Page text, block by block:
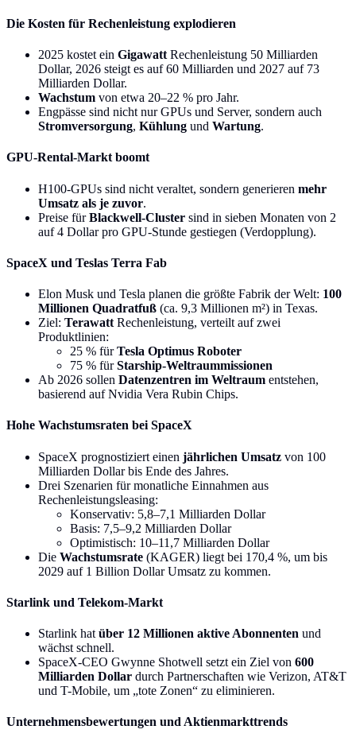
Die Kosten für Rechenleistung explodieren
2025 kostet ein Gigawatt Rechenleistung 50 Milliarden
Dollar, 2026 steigt es auf 60 Milliarden und 2027 auf 73
Milliarden Dollar.
Wachstum von etwa 20–22 % pro Jahr.
Engpässe sind nicht nur GPUs und Server, sondern auch
Stromversorgung, Kühlung und Wartung.
GPU-Rental-Markt boomt
H100-GPUs sind nicht veraltet, sondern generieren mehr
Umsatz als je zuvor.
Preise fürBlackwell-Cluster sind in sieben Monaten von 2
auf 4 Dollar pro GPU-Stunde gestiegen (Verdopplung).
SpaceX und Teslas Terra Fab
Elon Musk und Tesla planen die größte Fabrik der Welt: 100
Millionen Quadratfuß (ca. 9,3 Millionen m²) in Texas.
Ziel: Terawatt Rechenleistung, verteilt auf zwei
Produktlinien:
25 % fürTesla Optimus Roboter
75 % fürStarship-Weltraummissionen
Ab 2026 sollen Datenzentren im Weltraum entstehen,
basierend auf Nvidia Vera Rubin Chips.
Hohe Wachstumsraten bei SpaceX
SpaceX prognostiziert einen jährlichen Umsatz von 100
Milliarden Dollar bis Ende des Jahres.
Drei Szenarien für monatliche Einnahmen aus
Rechenleistungsleasing:
Konservativ: 5,8–7,1 Milliarden Dollar
Basis: 7,5–9,2 Milliarden Dollar
Optimistisch: 10–11,7 Milliarden Dollar
Die Wachstumsrate (KAGER) liegt bei 170,4 %, um bis
2029 auf 1 Billion Dollar Umsatz zu kommen.
Starlink und Telekom-Markt
Starlink hat über 12 Millionen aktive Abonnenten und
wächst schnell.
SpaceX-CEO Gwynne Shotwell setzt ein Ziel von 600
Milliarden Dollar durch Partnerschaften wie Verizon, AT&T
und T-Mobile, um „tote Zonen“ zu eliminieren.
Unternehmensbewertungen und Aktienmarkttrends